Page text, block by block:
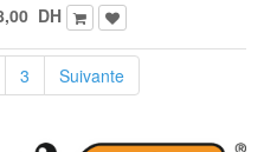
DH
3 Suivante